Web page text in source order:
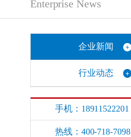
Enterprise News
企业新闻
行业动态
手机：18911522201
热线：400-718-7098